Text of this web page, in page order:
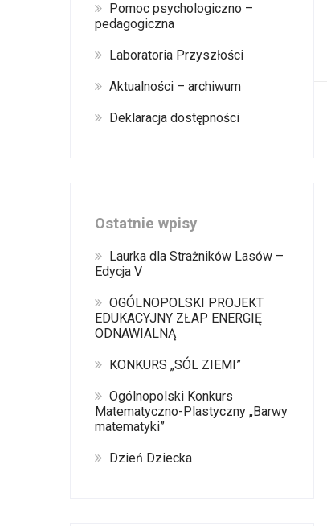
Pomoc psychologiczno –
pedagogiczna
Laboratoria Przyszłości
Aktualności – archiwum
Deklaracja dostępności
Ostatnie wpisy
Laurka dla Strażników Lasów –
Edycja V
OGÓLNOPOLSKI PROJEKT
EDUKACYJNY ZŁAP ENERGIĘ
ODNAWIALNĄ
KONKURS „SÓL ZIEMI”
Ogólnopolski Konkurs
Matematyczno-Plastyczny „Barwy
matematyki”
Dzień Dziecka